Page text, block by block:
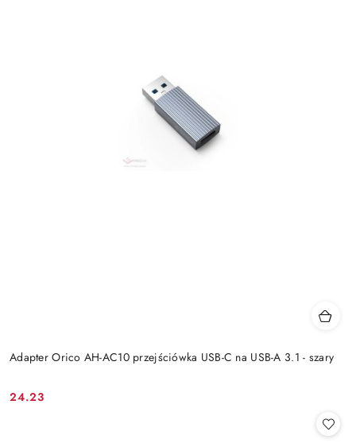
Adapter Orico AH-AC10 przejściówka USB-C na USB-A 3.1 - szary
Cena:
24.23